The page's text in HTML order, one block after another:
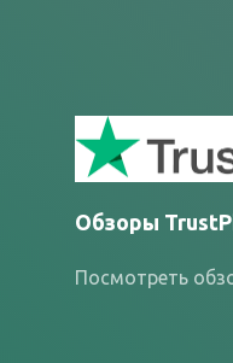
Обзоры
Посмотреть